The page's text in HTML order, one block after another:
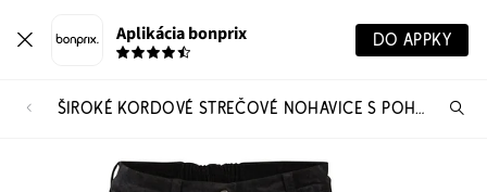
Aplikácia bonprix DO APPKY
ŠIROKÉ KORDOVÉ STREČOVÉ NOHAVICE S POHODLNÝM VYSOKÝM PÁSOM, 7/8 DĹŽKA